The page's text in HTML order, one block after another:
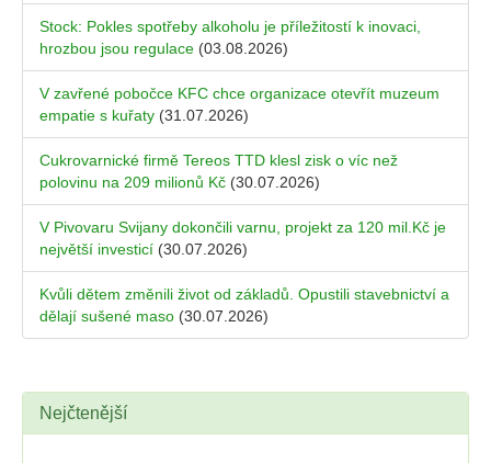
Stock: Pokles spotřeby alkoholu je příležitostí k inovaci,
hrozbou jsou regulace (03.08.2026)
V zavřené pobočce KFC chce organizace otevřít muzeum
empatie s kuřaty (31.07.2026)
Cukrovarnické firmě Tereos TTD klesl zisk o víc než
polovinu na 209 milionů Kč (30.07.2026)
V Pivovaru Svijany dokončili varnu, projekt za 120 mil.Kč je
největší investicí (30.07.2026)
Kvůli dětem změnili život od základů. Opustili stavebnictví a
dělají sušené maso (30.07.2026)
Nejčtenější